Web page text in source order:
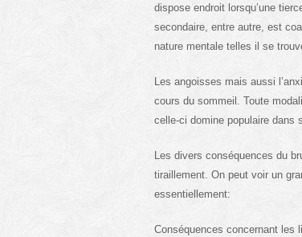
dispose endroit lorsqu’une
secondaire, entre autre, est
nature mentale telles il se
Les angoisses mais aussi
cours du sommeil. Toute
celle-ci domine populaire dans
Les divers conséquences du
tiraillement. On peut voir un
essentiellement:
Conséquences concernant les